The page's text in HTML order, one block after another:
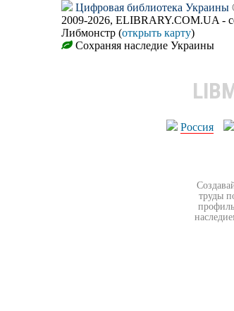
Цифровая библиотека Украины
2009-2026, ELIBRARY.COM.UA -
Либмонстр (открыть карту)
Сохраняя наследие Украины
Россия
труды